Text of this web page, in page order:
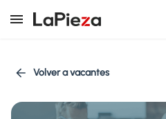
Volver a vacantes